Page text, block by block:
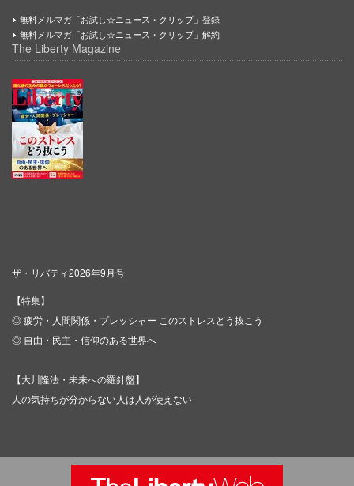
無料メルマガ「お試し☆ニュース・クリップ」登録
無料メルマガ「お試し☆ニュース・クリップ」解約
The Liberty Magazine
ザ・リバティ2026年9月号
【特集】
◎ 疲労・人間関係・プレッシャー このストレスどう抜こう
◎ 自由・民主・信仰のある世界へ
【大川隆法・未来への羅針盤】
人の気持ちが分からない人は人が使えない